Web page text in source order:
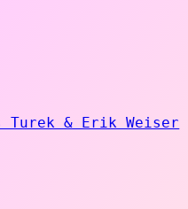
Turek & Erik Weiser